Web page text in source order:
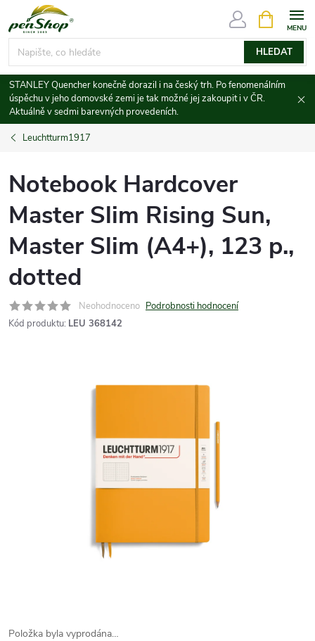
na
obsah
HLEDAT
NÁKUPNÍ
KOŠÍK
STANLEY Quencher konečně dorazil i na český trh. Po fenomenálním
úspěchu v jeho domovské zemi je tak možné jej zakoupit i v ČR.
Aktuálně v sedmi barevných provedeních.
Leuchtturm1917
Notebook Hardcover
Master Slim Rising Sun,
Master Slim (A4+), 123 p.,
dotted
Neohodnoceno Podrobnosti hodnocení
Kód produktu: LEU 368142
Položka byla vyprodána…